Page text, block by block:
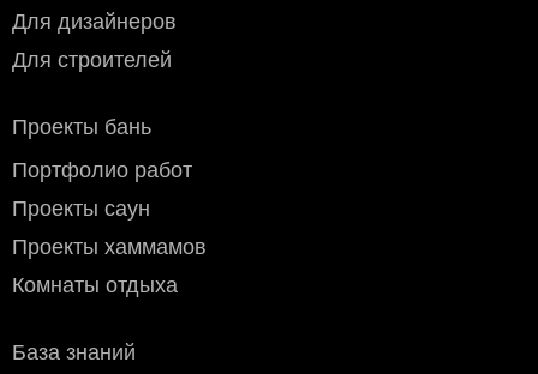
терминала в вашем городе
пункту выдачи. Стоимость доставки оплачивается вами
при получении заказа по тарифам транспортной
Мы предлагаем следующие транспортные компании:
Сервис и другие компании которые вам удобны.
Стоимость доставки
пределах МКАД:
- мелкогабаритного груза (до 50х40х70 см) - 800 рублей
Наличный расчёт
Для дизайнеров
Для строителей
Проекты бань
Портфолио работ
Проекты саун
Проекты хаммамов
Комнаты отдыха
База знаний